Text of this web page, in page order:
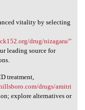
vitality by selecting
drug/nizagara/"
leading source for
treatment,
drugs/amitri
explore alternatives or